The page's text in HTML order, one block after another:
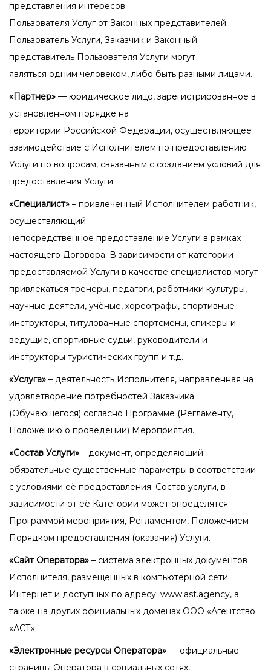
представления интересов
Пользователя Услуг от Законных представителей.
Пользователь Услуги, Заказчик и Законный
представитель Пользователя Услуги могут
являться одним человеком, либо быть разными лицами.
«Партнер» — юридическое лицо, зарегистрированное в
установленном порядке на
территории Российской Федерации, осуществляющее
взаимодействие с Исполнителем по предоставлению
Услуги по вопросам, связанным с созданием условий для
предоставления Услуги.
«Специалист» – привлеченный Исполнителем работник,
осуществляющий
непосредственное предоставление Услуги в рамках
настоящего Договора. В зависимости от категории
предоставляемой Услуги в качестве специалистов могут
привлекаться тренеры, педагоги, работники культуры,
научные деятели, учёные, хореографы, спортивные
инструкторы, титулованные спортсмены, спикеры и
ведущие, спортивные судьи, руководители и
инструкторы туристических групп и т.д.
«Услуга» – деятельность Исполнителя, направленная на
удовлетворение потребностей Заказчика
(Обучающегося) согласно Программе (Регламенту,
Положению о проведении) Мероприятия.
«Состав Услуги» – документ, определяющий
обязательные существенные параметры в соответствии
с условиями её предоставления. Состав услуги, в
зависимости от её Категории может определятся
Программой мероприятия, Регламентом, Положением
Порядком предоставления (оказания) Услуги.
«Сайт Оператора» – система электронных документов
Исполнителя, размещенных в компьютерной сети
Интернет и доступных по адресу: www.ast.agency, а
также на других официальных доменах ООО «Агентство
«АСТ».
«Электронные ресурсы Оператора» — официальные
страницы Оператора в социальных сетях,